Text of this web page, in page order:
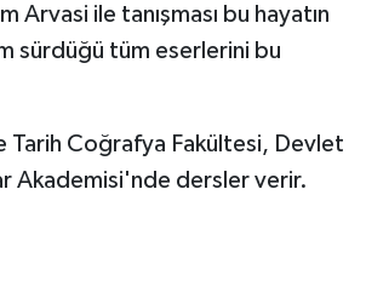
ile tanışması bu hayatın
sürdüğü tüm eserlerini bu
Tarih Coğrafya Fakültesi, Devlet
Akademisi'nde dersler verir.